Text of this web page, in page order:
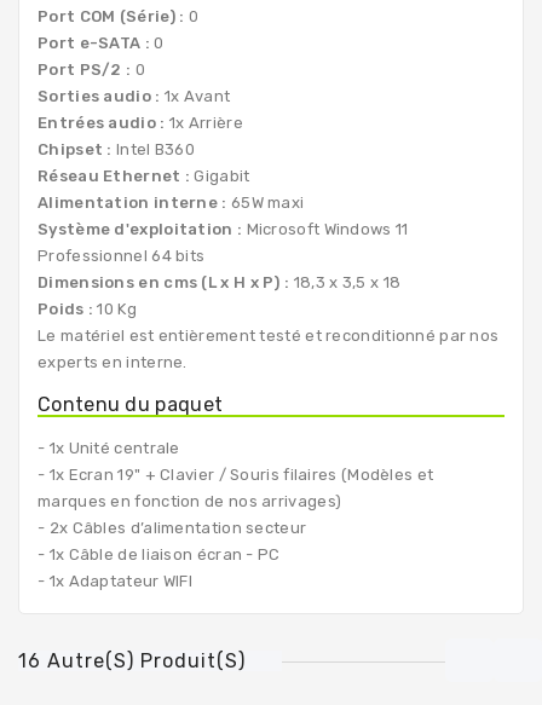
Port COM (Série) : 0
Port e-SATA : 0
Port PS/2 : 0
Sorties audio : 1x Avant
Entrées audio : 1x Arrière
Chipset : Intel B360
Réseau Ethernet :Gigabit
Alimentation interne : 65W maxi
Système d'exploitation : Microsoft Windows 11
Professionnel 64 bits
Dimensions en cms (L x H x P) : 18,3 x 3,5 x 18
Poids :10 Kg
Le matériel est entièrement testé et reconditionné par nos
experts en interne.
Contenu du paquet
- 1x Unité centrale
- 1x Ecran 19" + Clavier / Souris filaires (Modèles et
marques en fonction de nos arrivages)
- 2x Câbles d’alimentation secteur
- 1x Câble de liaison écran - PC
- 1x Adaptateur WIFI
16 Autre(s) Produit(s)